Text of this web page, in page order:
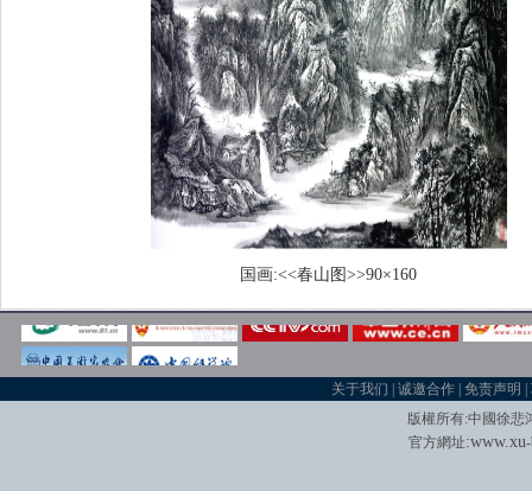
国画:<<春山图>>90×160
关于我们 |诚邀合作 |免责声明 |
版權所有:中國徐悲
官方網址:www.xu